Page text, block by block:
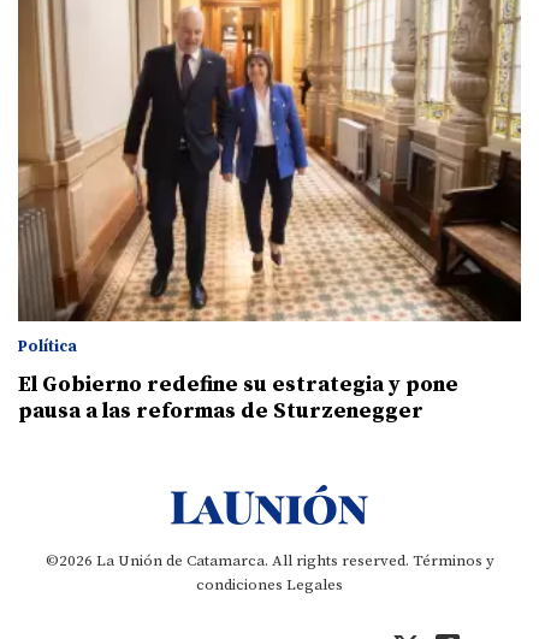
Política
El Gobierno redefine su estrategia y pone
pausa a las reformas de Sturzenegger
©2026 La Unión de Catamarca. All rights reserved. Términos y
condiciones Legales